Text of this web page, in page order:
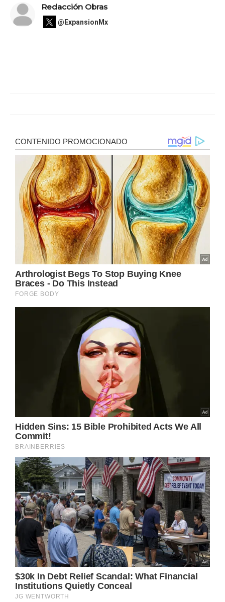
Redacción Obras
@ExpansionMx